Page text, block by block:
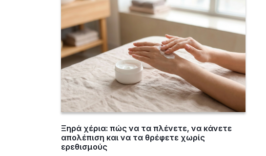
Ξηρά χέρια: πώς να τα πλένετε, να κάνετε
απολέπιση και να τα θρέφετε χωρίς
ερεθισμούς